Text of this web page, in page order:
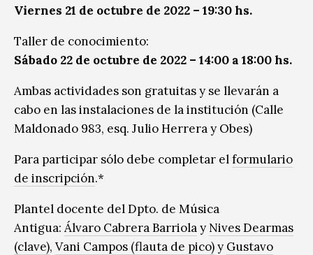
Viernes 21 de octubre de 2022 – 19:30 hs.
Taller de conocimiento:
Sábado 22 de octubre de 2022 – 14:00 a 18:00 hs.
Ambas actividades son gratuitas y se llevarán a
cabo en las instalaciones de la institución (Calle
Maldonado 983, esq. Julio Herrera y Obes)
Para participar sólo debe completar elformulario
de inscripción.*
Plantel docente del Dpto. de Música
Antigua: Álvaro Cabrera Barriolay Nives Dearmas
(clave), Vani Campos (flauta de pico)y Gustavo